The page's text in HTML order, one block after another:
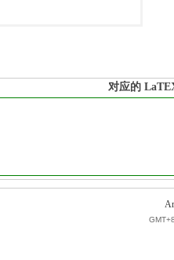
对应的